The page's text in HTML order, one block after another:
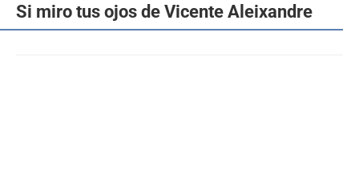
Si miro tus ojos de Vicente Aleixandre